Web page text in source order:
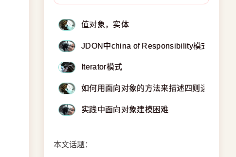
值对象，实体
JDON中china of Responsibility模式的疑惑
Iterator模式
如何用面向对象的方法来描述四则运算表达
实践中面向对象建模困难
本文话题：